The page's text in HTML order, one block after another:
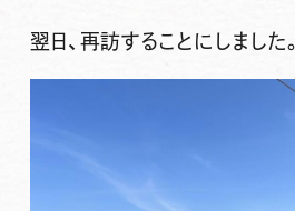
翌日、再訪することにしました。